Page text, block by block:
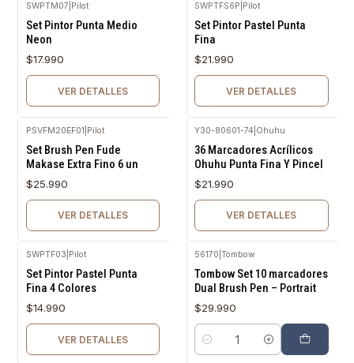
SWPTM07 Pilot
Set Pintor Punta Medio
Neon
$17.990
VER DETALLES
SWPTFS6P Pilot
Set Pintor Pastel Punta
Fina
$21.990
VER DETALLES
PSVFM20EF01 Pilot
Set Brush Pen Fude
Makase Extra Fino 6 un
$25.990
VER DETALLES
Y30-80601-74 Ohuhu
36 Marcadores Acrílicos
Ohuhu Punta Fina Y Pincel
$21.990
VER DETALLES
SWPTF03 Pilot
Set Pintor Pastel Punta
Fina 4 Colores
$14.990
VER DETALLES
56170 Tombow
Tombow Set 10 marcadores
Dual Brush Pen – Portrait
$29.990
Cantidad